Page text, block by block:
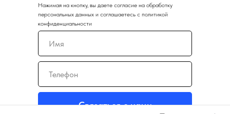
Нажимая на кнопку, вы даете согласие на обработку
персональных данных и соглашаетесь c политикой
конфиденциальности
Связаться с нами